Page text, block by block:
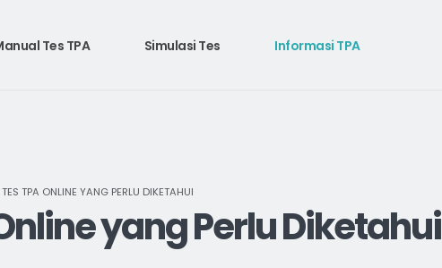
Tes TPA Simulasi Tes Informasi TPA
TPA ONLINE YANG PERLU DIKETAHUI
yang Perlu Diketahui